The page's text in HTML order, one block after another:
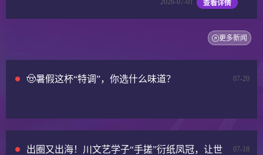
2026-07-01
更多新闻
07-20
🤠暑假这杯“特调”，你选什么味道？
07-18
出圈又出海！川文艺学子“手搓”衍纸凤冠，让世